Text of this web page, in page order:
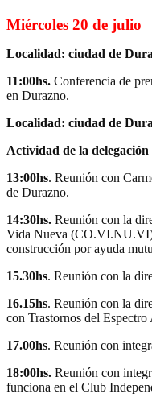
Miércoles 20 de julio
Localidad: ciudad de
11:00hs. Conferencia de
en Durazno.
Localidad: ciudad de
Actividad de la delegación
13:00hs. Reunión con
de Durazno.
14:30hs. Reunión con la
Vida Nueva
construcción por ayuda
15.30hs. Reunión con la
16.15hs. Reunión con la
con Trastornos del
17.00hs. Reunión con
18:00hs. Reunión con
funciona en el Club